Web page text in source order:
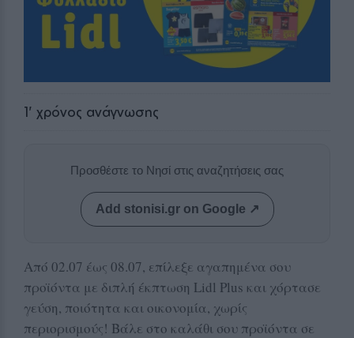
1' χρόνος ανάγνωσης
Προσθέστε το Νησί στις αναζητήσεις σας
Add stonisi.gr on Google ↗
Από 02.07 έως 08.07, επίλεξε αγαπημένα σου
προϊόντα με διπλή έκπτωση Lidl Plus και χόρτασε
γεύση, ποιότητα και οικονομία, χωρίς
περιορισμούς! Βάλε στο καλάθι σου προϊόντα σε